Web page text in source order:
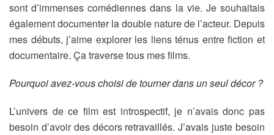
sont d’immenses comédiennes dans la vie. Je souhaitais
également documenter la double nature de l’acteur. Depuis
mes débuts, j’aime explorer les liens ténus entre fiction et
documentaire. Ça traverse tous mes films.
Pourquoi avez-vous choisi de tourner dans un seul décor ?
L’univers de ce film est introspectif, je n’avais donc pas
besoin d’avoir des décors retravaillés. J’avais juste besoin